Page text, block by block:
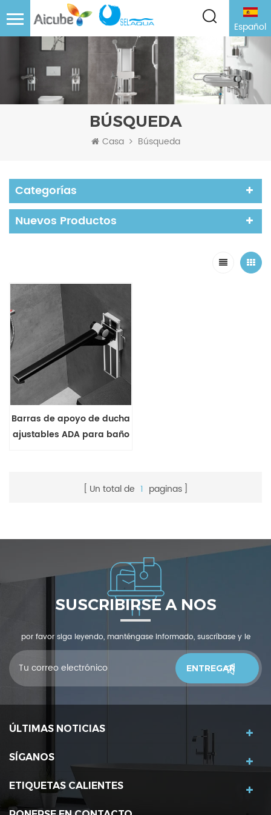
Español
BÚSQUEDA
Casa Búsqueda
Categorías
Nuevos Productos
Barras de apoyo de ducha
ajustables ADA para baño
Un total de 1 paginas
SUSCRIBIRSE A NOS
por favor siga leyendo, manténgase informado, suscríbase y le
invitamos a que nos cuente qué piensas.
ÚLTIMAS NOTICIAS
SÍGANOS
ETIQUETAS CALIENTES